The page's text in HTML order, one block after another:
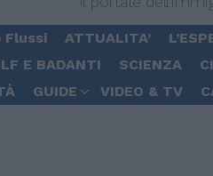
Flussi ATTUALITA’
E BADANTI SCIENZA
GUIDE VIDEO & TV